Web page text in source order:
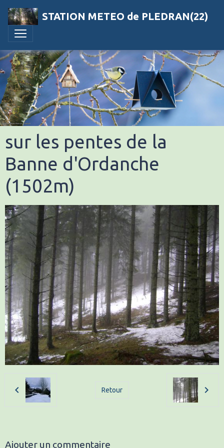
STATION METEO de PLEDRAN(22)
sur les pentes de la
Banne d'Ordanche
(1502m)
Retour
Ajouter un commentaire